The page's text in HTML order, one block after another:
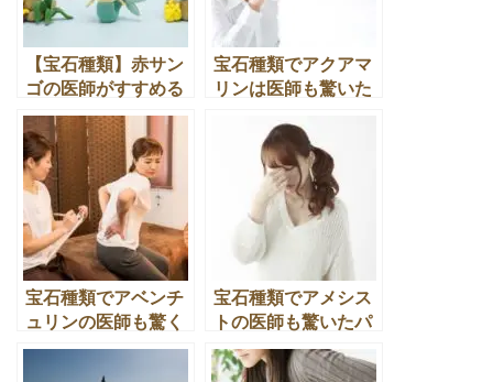
【宝石種類】赤サン
ゴの医師がすすめる
パワーストーンの効
果とは
宝石種類でアクアマ
リンは医師も驚いた
宝石種類でアベンチ
ュリンの医師も驚く
パワーストーン効果
宝石種類でアメシス
トの医師も驚いたパ
ワーストーン効果と
は